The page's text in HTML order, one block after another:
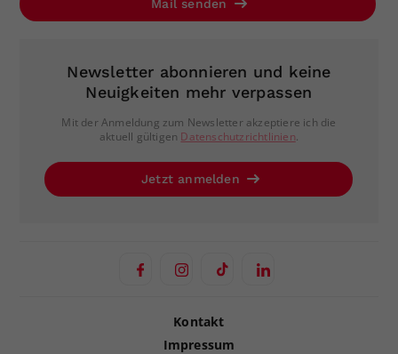
Mail senden
Newsletter abonnieren und keine
Neuigkeiten mehr verpassen
Mit der Anmeldung zum Newsletter akzeptiere ich die
aktuell gültigen Datenschutzrichtlinien.
Jetzt anmelden
Kontakt
Impressum